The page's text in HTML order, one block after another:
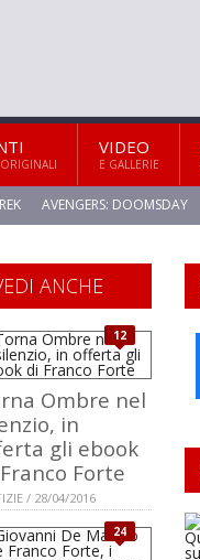
VIDEO
E GALLERIE
AVENGERS: DOOMSDAY
ANCHE
12
Ombre nel
in
gli ebook
Forte
/ 28/04/2016
24